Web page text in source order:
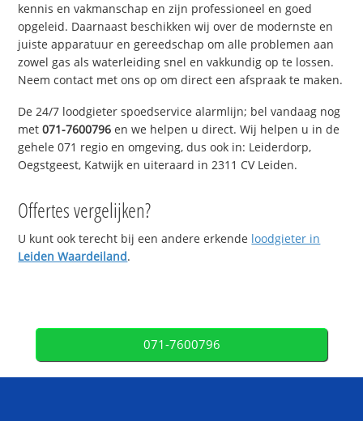
kennis en vakmanschap en zijn professioneel en goed
opgeleid. Daarnaast beschikken wij over de modernste en
juiste apparatuur en gereedschap om alle problemen aan
zowel gas als waterleiding snel en vakkundig op te lossen.
Neem contact met ons op om direct een afspraak te maken.
De 24/7 loodgieter spoedservice alarmlijn; bel vandaag nog
met071-7600796 en we helpen u direct. Wij helpen u in de
gehele 071 regio en omgeving, dus ook in: Leiderdorp,
Oegstgeest, Katwijk en uiteraard in 2311 CV Leiden.
Offertes vergelijken?
U kunt ook terecht bij een andere erkende loodgieter in
Leiden Waardeiland.
071-7600796